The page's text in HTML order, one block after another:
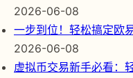
2026-06-08
一步到位！轻松搞定欧
2026-06-08
虚拟币交易新手必看：